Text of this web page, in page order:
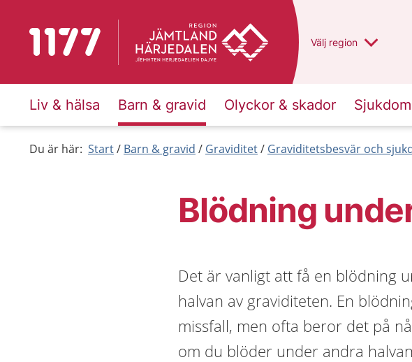
Till startsidan för 1177 Du har valt region
Välj en annan
region
Liv & hälsa Barn & gravid Olyckor & skador
Du är här: Start Barn & gravid Graviditet Graviditetsbesvär och
Blödning
Det är vanligt att få en blödning
halvan av graviditeten. En
missfall, men ofta beror det på
om du blöder under andra